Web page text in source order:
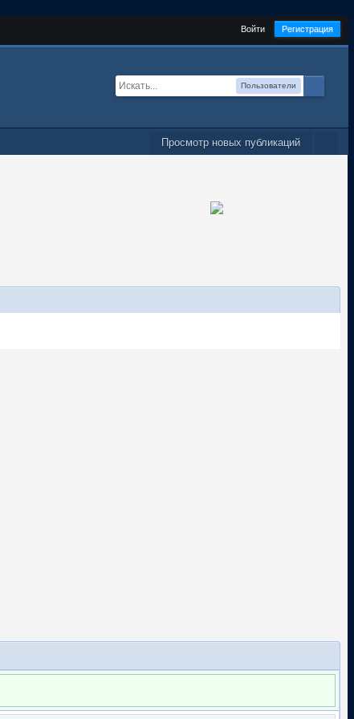
Войти Регистрация
Пользователи
Просмотр новых публикаций